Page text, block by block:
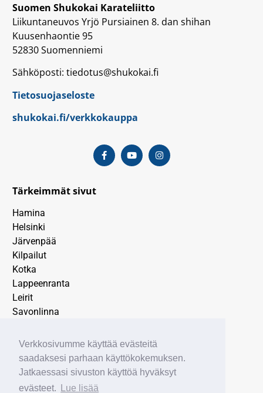
Verkkosivumme käyttää evästeitä
saadaksesi parhaan käyttökokemuksen.
Jatkaessasi sivuston käyttöä hyväksyt
evästeet.
Lue lisää
Suomen Shukokai Karateliitto
Liikuntaneuvos Yrjö Pursiainen 8. dan shihan
Kuusenhaontie 95
52830 Suomenniemi
Sähköposti: tiedotus@shukokai.fi
Tietosuojaseloste
shukokai.fi/verkkokauppa
Tärkeimmät sivut
Hamina
Helsinki
Järvenpää
Kilpailut
Kotka
Lappeenranta
Leirit
Savonlinna
TIEDOTE
Tulokset
Uncategorized
Vantaa